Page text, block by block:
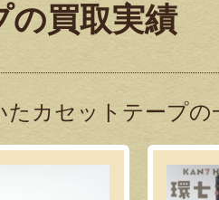
の買取実績
カセットテープの